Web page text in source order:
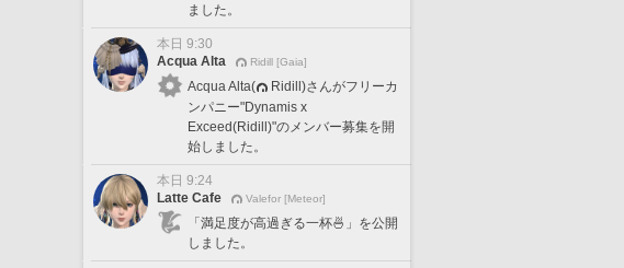
ました。
本日 9:30
Acqua Alta
Ridill [Gaia]
Acqua Alta(
Ridill)さんがフリーカ
ンパニー"Dynamis x
Exceed(Ridill)"のメンバー募集を開
始しました。
本日 9:24
Latte Cafe
Valefor [Meteor]
「満足度が高過ぎる一杯🍜」を公開
しました。